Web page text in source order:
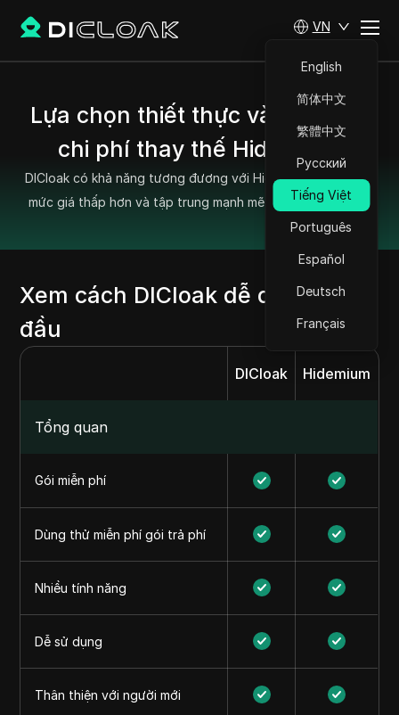
VN
English
简体中文
繁體中文
Русский
Tiếng Việt
Português
Español
Deutsch
Français
Lựa chọn thiết thực và tiết kiệm
chi phí thay thế Hidemium
DICloak có khả năng tương đương với Hidemium, nhưng với
mức giá thấp hơn và tập trung mạnh mẽ hơn vào bảo mật.
Xem cách DICloak dễ dàng bắt
đầu
DICloak Hidemium
Tổng quan
Gói miễn phí
Dùng thử miễn phí gói trả phí
Nhiều tính năng
Dễ sử dụng
Thân thiện với người mới